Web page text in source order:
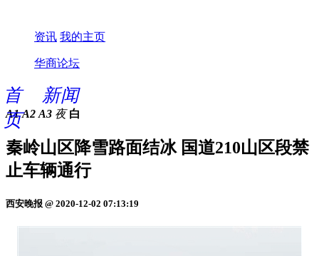
资讯 我的主页
华商论坛
首
页
新闻
A1 A2 A3 夜 白
秦岭山区降雪路面结冰 国道210山区段禁
止车辆通行
西安晚报 @ 2020-12-02 07:13:19